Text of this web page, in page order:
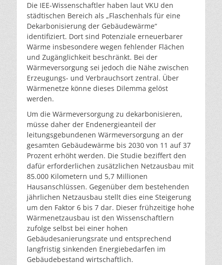
Die IEE-Wissenschaftler haben laut VKU den
städtischen Bereich als „Flaschenhals für eine
Dekarbonisierung der Gebäudewärme“
identifiziert. Dort sind Potenziale erneuerbarer
Wärme insbesondere wegen fehlender Flächen
und Zugänglichkeit beschränkt. Bei der
Wärmeversorgung sei jedoch die Nähe zwischen
Erzeugungs- und Verbrauchsort zentral. Über
Wärmenetze könne dieses Dilemma gelöst
werden.
Um die Wärmeversorgung zu dekarbonisieren,
müsse daher der Endenergieanteil der
leitungsgebundenen Wärmeversorgung an der
gesamten Gebäudewärme bis 2030 von 11 auf 37
Prozent erhöht werden. Die Studie beziffert den
dafür erforderlichen zusätzlichen Netzausbau mit
85.000 Kilometern und 5,7 Millionen
Hausanschlüssen. Gegenüber dem bestehenden
jährlichen Netzausbau stellt dies eine Steigerung
um den Faktor 6 bis 7 dar. Dieser frühzeitige hohe
Wärmenetzausbau ist den Wissenschaftlern
zufolge selbst bei einer hohen
Gebäudesanierungsrate und entsprechend
langfristig sinkenden Energiebedarfen im
Gebäudebestand wirtschaftlich.